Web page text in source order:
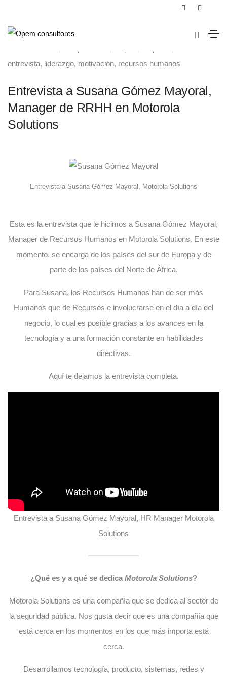
16 de enero de 2019
entrevista, liderazgo, motivación, recursos humanos
Entrevista a Susana Gómez Mayoral,
Manager de RRHH en Motorola
Solutions
Entrevista a Susana Gómez Mayoral, Motorola Solutions
Esta es la entrevista que le hicimos a Susana Gómez Mayoral,
Manager de Recursos Humanos en Motorola Solutions. En este
momento, se encarga de los países del sur de Europa y de
parte de los países del Norte de África.
Para Susana, los Recursos Humanos han de ser más
Humanos que de Recursos e involucrarse en el día a día del
negocio, lo cual es posible gracias a los avances en la
tecnología y a una formación constante en habilidades
directivas.
Aquí te dejamos la entrevista completa.
Entrevista a Susana Gómez Mayoral, HR Manager Motorola
Solutions
¿Qué es y a qué se dedica Motorola Solutions?
Motorola Solutions es una compañía que se dedica al sector de
la seguridad pública. Nos gusta decir que es una compañía que
está cerca en los momentos en los que más importa está
cerca.
Desarrollamos tecnología, producto, sistemas, redes y